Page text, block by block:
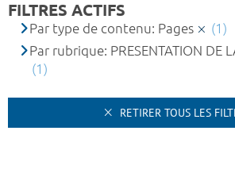
FILTRES ACTIFS
Par type de contenu: Pages
(1)
Par rubrique: PRESENTATION DE
(1)
RETIRER TOUS LES